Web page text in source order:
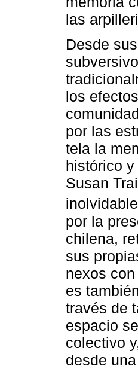
las
Desde
los
por las
tela la
histórico
Susan
por la
chilena,
sus
nexos
es
través de
espacio
colectivo
desde